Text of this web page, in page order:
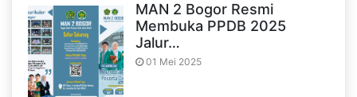
MAN 2 Bogor Resmi
Membuka PPDB 2025
Jalur…
01 Mei 2025